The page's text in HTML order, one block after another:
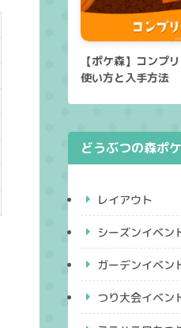
【ポケ森】コンプ
使い方と入手方法
どうぶつの森ポ
レイアウト
シーズンイベン
ガーデンイベン
つり大会イベン